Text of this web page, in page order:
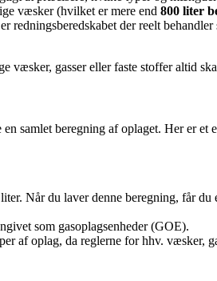
væsker (hvilket er mere end 800 liter
redningsberedskabet der reelt
væsker, gasser eller faste stoffer altid
samlet beregning af oplaget. Her er et
Når du laver denne beregning, får
som gasoplagsenheder (GOE).
af oplag, da reglerne for hhv. væsker,